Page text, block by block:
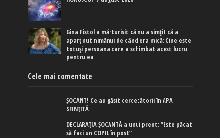
Gina Pistol a mărturisit că nu a simțit că a
aparținut nimănui de când era mică: Cine este
totuși persoana care a schimbat acest lucru
pentru ea
Cele mai comentate
ȘOCANT! Ce au găsit cercetătorii în APA
SFINȚITĂ
DECLARAȚIA ȘOCANTĂ a unui preot: ”Este păcat
să faci un COPIL în post”